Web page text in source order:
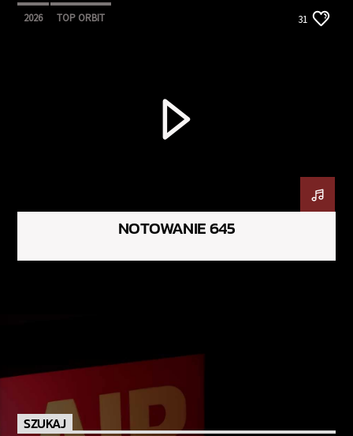
2026 TOP ORBIT 31
NOTOWANIE 645
SZUKAJ